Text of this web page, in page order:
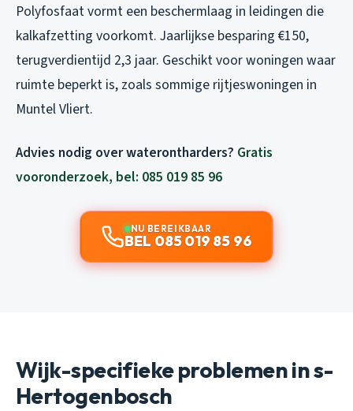
Polyfosfaat vormt een beschermlaag in leidingen die
kalkafzetting voorkomt. Jaarlijkse besparing €150,
terugverdientijd 2,3 jaar. Geschikt voor woningen waar
ruimte beperkt is, zoals sommige rijtjeswoningen in
Muntel Vliert.
Advies nodig over waterontharders? Gratis
vooronderzoek, bel: 085 019 85 96
NU BEREIKBAAR
BEL 085 019 85 96
Wijk-specifieke problemen in s-
Hertogenbosch